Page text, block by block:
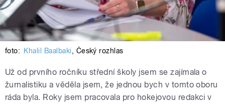
foto: Khalil Baalbaki, Český rozhlas
Už od prvního ročníku střední školy jsem se zajímala o
žurnalistiku a věděla jsem, že jednou bych v tomto oboru
ráda byla. Roky jsem pracovala pro hokejovou redakci v